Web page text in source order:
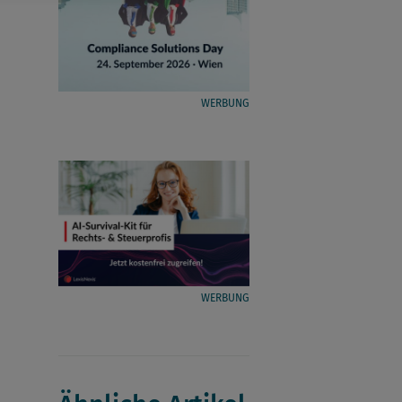
WERBUNG
WERBUNG